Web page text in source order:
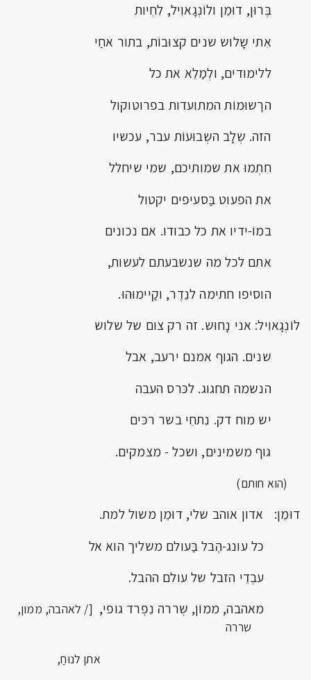
בֶּרוּן, דוּמֵן ולוֹנְגָאוִיל, לִחְיות
אִתי שָלוש שנים קצוּבוֹת, בתור אחַי
ללימודים, ולְמַלֵא את כל
הרָשוּמוֹת המתועדות בפרוטוקול
הזה. שְלָב השְבוּעוֹת עבר, עכשיו
חִתְמוּ את שמותיכם, שמי שיחלל
את הפעוט בַּסעיפים יקטול
במוֹ-ידיו את כל כבודו. אם נכונים
אתם לכל מה שנשבעתם לעשות,
הוסיפו חתימה לנֵדֶר, וקַיימוּהוּ.
לוֹנְגָאוִיל: אני נָחוּש. זה רק צום של שלוש
שנים. הגוף אמנם ירעב, אבל
הנשמה תחגוג. לכּרס העבה
יש מוח דק. נִתחֵי בשר רכּים
גוף משמינים, ושכל - מצמקים.
(הוא חותם)
דוּמֵן: אדון אוהב שלי, דוּמֵן משול למת.
כל עונג-הֶבל בַּעולם משליך הוא אל
עבְדֵי הזבל של עולם ההבל.
מאהבה, ממוֹן, שְררה נִפְרד גופי, [/ לאהבה, ממון,
שררה
אתן לנוּחַ,